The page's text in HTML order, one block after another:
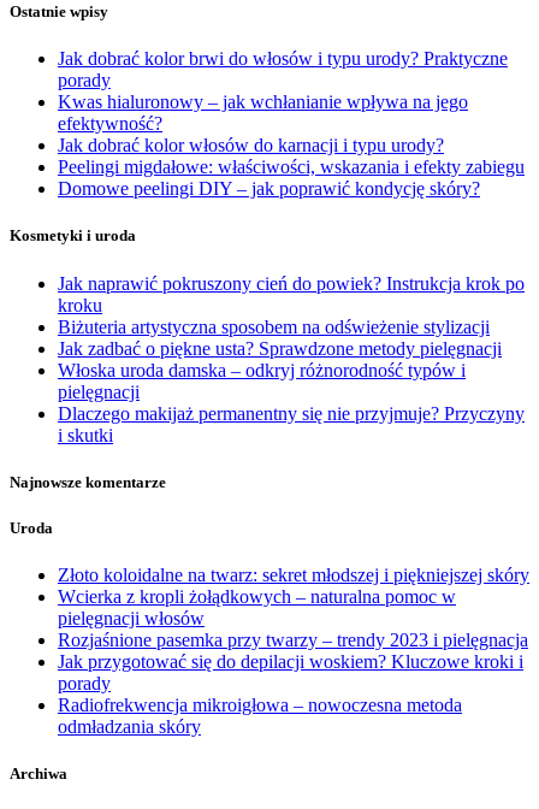
Ostatnie wpisy
Jak dobrać kolor brwi do włosów i typu urody? Praktyczne
porady
Kwas hialuronowy – jak wchłanianie wpływa na jego
efektywność?
Jak dobrać kolor włosów do karnacji i typu urody?
Peelingi migdałowe: właściwości, wskazania i efekty zabiegu
Domowe peelingi DIY – jak poprawić kondycję skóry?
Kosmetyki i uroda
Jak naprawić pokruszony cień do powiek? Instrukcja krok po
kroku
Biżuteria artystyczna sposobem na odświeżenie stylizacji
Jak zadbać o piękne usta? Sprawdzone metody pielęgnacji
Włoska uroda damska – odkryj różnorodność typów i
pielęgnacji
Dlaczego makijaż permanentny się nie przyjmuje? Przyczyny
i skutki
Najnowsze komentarze
Uroda
Złoto koloidalne na twarz: sekret młodszej i piękniejszej skóry
Wcierka z kropli żołądkowych – naturalna pomoc w
pielęgnacji włosów
Rozjaśnione pasemka przy twarzy – trendy 2023 i pielęgnacja
Jak przygotować się do depilacji woskiem? Kluczowe kroki i
porady
Radiofrekwencja mikroigłowa – nowoczesna metoda
odmładzania skóry
Archiwa